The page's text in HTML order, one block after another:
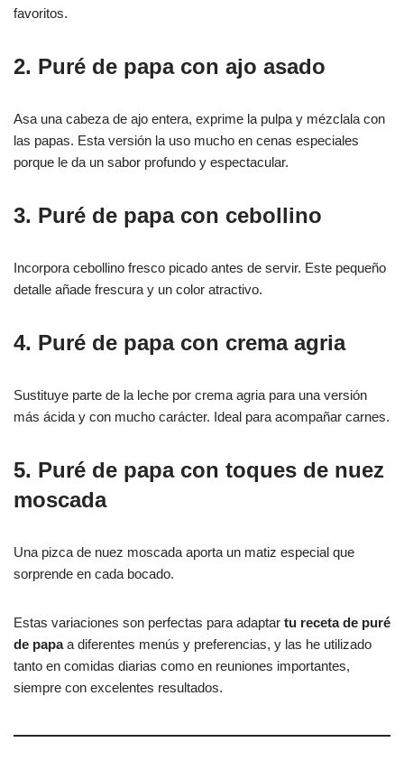
favoritos.
2. Puré de papa con ajo asado
Asa una cabeza de ajo entera, exprime la pulpa y mézclala con
las papas. Esta versión la uso mucho en cenas especiales
porque le da un sabor profundo y espectacular.
3. Puré de papa con cebollino
Incorpora cebollino fresco picado antes de servir. Este pequeño
detalle añade frescura y un color atractivo.
4. Puré de papa con crema agria
Sustituye parte de la leche por crema agria para una versión
más ácida y con mucho carácter. Ideal para acompañar carnes.
5. Puré de papa con toques de nuez
moscada
Una pizca de nuez moscada aporta un matiz especial que
sorprende en cada bocado.
Estas variaciones son perfectas para adaptar tu receta de puré
de papaa diferentes menús y preferencias, y las he utilizado
tanto en comidas diarias como en reuniones importantes,
siempre con excelentes resultados.